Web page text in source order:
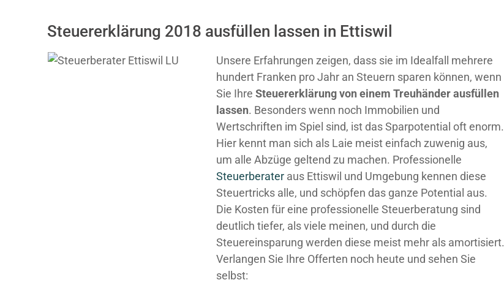
Steuererklärung 2018 ausfüllen lassen in Ettiswil
Unsere Erfahrungen zeigen, dass sie im Idealfall mehrere
hundert Franken pro Jahr an Steuern sparen können, wenn
Sie Ihre Steuererklärung von einem Treuhänder ausfüllen
lassen. Besonders wenn noch Immobilien und
Wertschriften im Spiel sind, ist das Sparpotential oft enorm.
Hier kennt man sich als Laie meist einfach zuwenig aus,
um alle Abzüge geltend zu machen. Professionelle
Steuerberater aus Ettiswil und Umgebung kennen diese
Steuertricks alle, und schöpfen das ganze Potential aus.
Die Kosten für eine professionelle Steuerberatung sind
deutlich tiefer, als viele meinen, und durch die
Steuereinsparung werden diese meist mehr als amortisiert.
Verlangen Sie Ihre Offerten noch heute und sehen Sie
selbst: